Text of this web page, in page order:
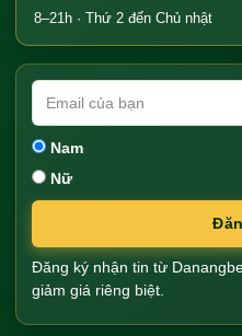
Đạp vịt: 50.000-
loại thuyền).
Thuê xe đạp
Giờ hoạt động
8–21h · Thứ 2 đến Chủ nhật
Nam
Nữ
Đăng ký nhận tin từ
giảm giá riêng biệt.